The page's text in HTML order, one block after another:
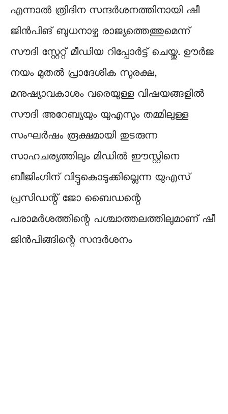
എന്നാല്‍ ത്രിദിന സന്ദര്‍ശനത്തിനായി ഷീ
ജിന്‍പിങ് ബുധനാഴ്ച രാജ്യത്തെത്തുമെന്ന്
സൗദി സ്റ്റേറ്റ് മീഡിയ റിപ്പോര്‍ട്ട് ചെയ്തു. ഊര്‍ജ
നയം മുതല്‍ പ്രാദേശിക സുരക്ഷ,
മനുഷ്യാവകാശം വരെയുള്ള വിഷയങ്ങളില്‍
സൗദി അറേബ്യയും യുഎസും തമ്മിലുള്ള
സംഘര്‍ഷം രൂക്ഷമായി തുടരുന്ന
സാഹചര്യത്തിലും മിഡില്‍ ഈസ്റ്റിനെ
ബീജിംഗിന് വിട്ടുകൊടുക്കില്ലെന്ന യുഎസ്
പ്രസിഡന്റ് ജോ ബൈഡന്റെ
പരാമര്‍ശത്തിന്റെ പശ്ചാത്തലത്തിലുമാണ് ഷീ
ജിന്‍പിങ്ങിന്റെ സന്ദര്‍ശനം